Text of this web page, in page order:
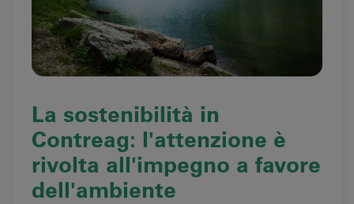
La sostenibilità in
Contreag: l'attenzione è
rivolta all'impegno a favore
dell'ambiente